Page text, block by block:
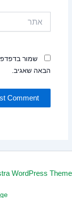
שמור
הבאה שאגיב.
WordPress Theme